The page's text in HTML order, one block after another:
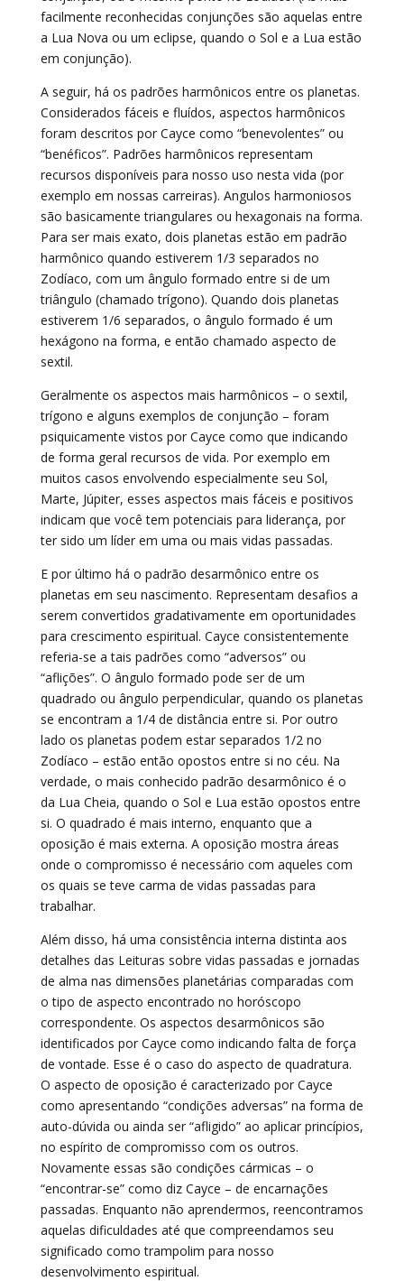
facilmente reconhecidas conjunções são aquelas entre
a Lua Nova ou um eclipse, quando o Sol e a Lua estão
em conjunção).
A seguir, há os padrões harmônicos entre os planetas.
Considerados fáceis e fluídos, aspectos harmônicos
foram descritos por Cayce como “benevolentes” ou
“benéficos”. Padrões harmônicos representam
recursos disponíveis para nosso uso nesta vida (por
exemplo em nossas carreiras). Angulos harmoniosos
são basicamente triangulares ou hexagonais na forma.
Para ser mais exato, dois planetas estão em padrão
harmônico quando estiverem 1/3 separados no
Zodíaco, com um ângulo formado entre si de um
triângulo (chamado trígono). Quando dois planetas
estiverem 1/6 separados, o ângulo formado é um
hexágono na forma, e então chamado aspecto de
sextil.
Geralmente os aspectos mais harmônicos – o sextil,
trígono e alguns exemplos de conjunção – foram
psiquicamente vistos por Cayce como que indicando
de forma geral recursos de vida. Por exemplo em
muitos casos envolvendo especialmente seu Sol,
Marte, Júpiter, esses aspectos mais fáceis e positivos
indicam que você tem potenciais para liderança, por
ter sido um líder em uma ou mais vidas passadas.
E por último há o padrão desarmônico entre os
planetas em seu nascimento. Representam desafios a
serem convertidos gradativamente em oportunidades
para crescimento espiritual. Cayce consistentemente
referia-se a tais padrões como “adversos” ou
“aflições”. O ângulo formado pode ser de um
quadrado ou ângulo perpendicular, quando os planetas
se encontram a 1/4 de distância entre si. Por outro
lado os planetas podem estar separados 1/2 no
Zodíaco – estão então opostos entre si no céu. Na
verdade, o mais conhecido padrão desarmônico é o
da Lua Cheia, quando o Sol e Lua estão opostos entre
si. O quadrado é mais interno, enquanto que a
oposição é mais externa. A oposição mostra áreas
onde o compromisso é necessário com aqueles com
os quais se teve carma de vidas passadas para
trabalhar.
Além disso, há uma consistência interna distinta aos
detalhes das Leituras sobre vidas passadas e jornadas
de alma nas dimensões planetárias comparadas com
o tipo de aspecto encontrado no horóscopo
correspondente. Os aspectos desarmônicos são
identificados por Cayce como indicando falta de força
de vontade. Esse é o caso do aspecto de quadratura.
O aspecto de oposição é caracterizado por Cayce
como apresentando “condições adversas” na forma de
auto-dúvida ou ainda ser “afligido” ao aplicar princípios,
no espírito de compromisso com os outros.
Novamente essas são condições cármicas – o
“encontrar-se” como diz Cayce – de encarnações
passadas. Enquanto não aprendermos, reencontramos
aquelas dificuldades até que compreendamos seu
significado como trampolim para nosso
desenvolvimento espiritual.